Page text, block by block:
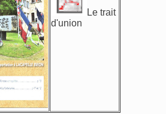
Le trait
d'union